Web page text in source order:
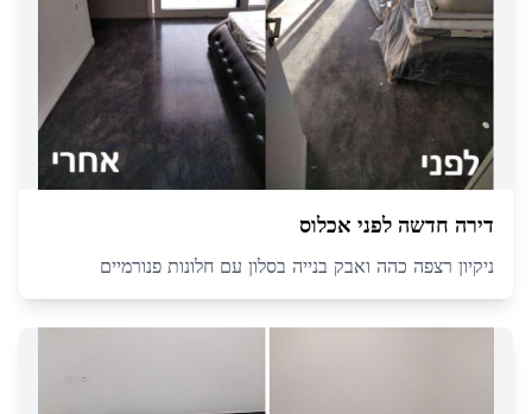
דירה חדשה לפני אכלוס
ניקיון רצפה כהה ואבק בנייה בסלון עם חלונות פנורמיים